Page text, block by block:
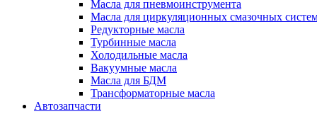
Масла для пневмоинструмента
Масла для циркуляционных смазочных
Редукторные масла
Турбинные масла
Холодильные масла
Вакуумные масла
Масла для БДМ
Трансформаторные масла
Автозапчасти